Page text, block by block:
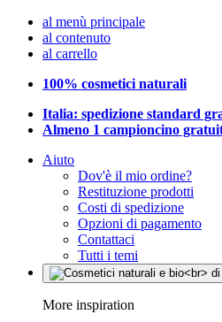
al menù principale
al contenuto
al carrello
100% cosmetici naturali
Italia: spedizione standard
Almeno 1 campioncino
Aiuto
Dov'è il mio ordine?
Restituzione prodotti
Costi di spedizione
Opzioni di pagamento
Contattaci
Tutti i temi
More inspiration